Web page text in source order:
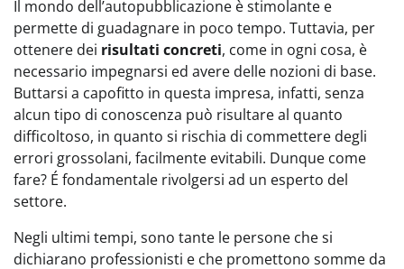
Il mondo dell’autopubblicazione è stimolante e
permette di guadagnare in poco tempo. Tuttavia, per
ottenere dei risultati concreti, come in ogni cosa, è
necessario impegnarsi ed avere delle nozioni di base.
Buttarsi a capofitto in questa impresa, infatti, senza
alcun tipo di conoscenza può risultare al quanto
difficoltoso, in quanto si rischia di commettere degli
errori grossolani, facilmente evitabili. Dunque come
fare? É fondamentale rivolgersi ad un esperto del
settore.
Negli ultimi tempi, sono tante le persone che si
dichiarano professionisti e che promettono somme da